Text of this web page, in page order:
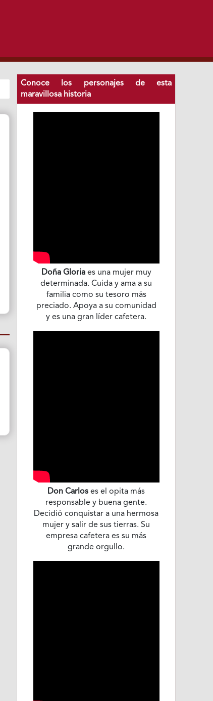
Conoce los personajes de esta
maravillosa historia
Doña Gloriaes una mujer muy
determinada. Cuida y ama a su
familia como su tesoro más
preciado. Apoya a su comunidad
y es una gran líder cafetera.
Don Carlos es el opita más
responsable y buena gente.
Decidió conquistar a una hermosa
mujer y salir de sus tierras. Su
empresa cafetera es su más
grande orgullo.